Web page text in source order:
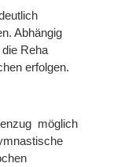
Abhängig
Reha
erfolgen.
möglich